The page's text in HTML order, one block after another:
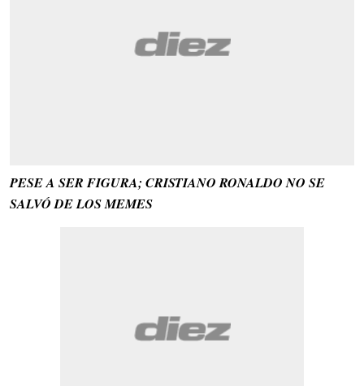
PESE A SER FIGURA; CRISTIANO RONALDO NO SE
SALVÓ DE LOS MEMES